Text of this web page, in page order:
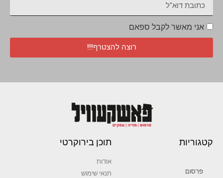
אני מאשר לקבל ספאם
רוצה להצטרף!!!
קטגוריות
פרסום
תוכן בירוקרטי
אודות
תנאי שימוש